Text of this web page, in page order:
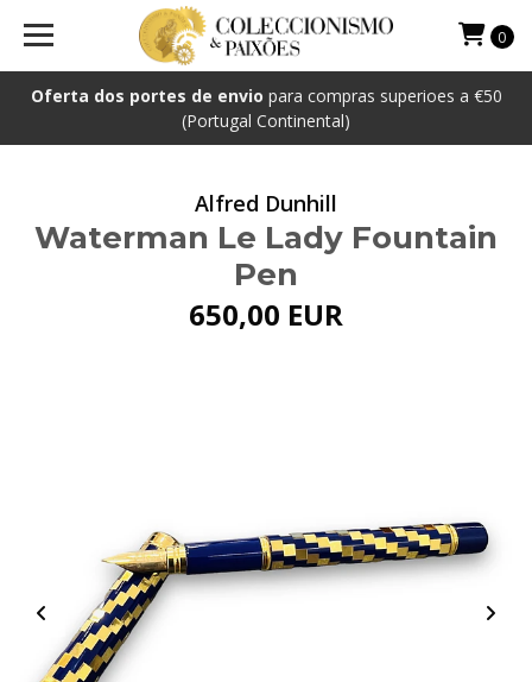
Oferta dos portes de envio para compras superioes a €50
(Portugal Continental)
0
Alfred Dunhill
Waterman Le Lady Fountain
Pen
650,00 EUR